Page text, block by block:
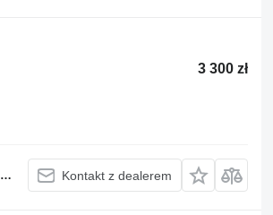
3 300 zł
Kontakt z dealerem